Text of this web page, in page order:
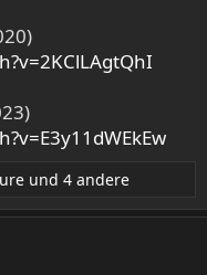
und 4 andere